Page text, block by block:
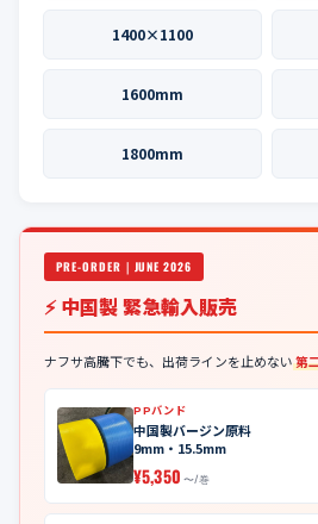
1400×1100
1600mm
1800mm
PRE-ORDER｜JUNE 2026
⚡ 中国製 緊急輸入販売
ナフサ高騰下でも、出荷ラインを止めない第
PPバンド
中国製バージン原料
9mm・15.5mm
¥5,350 〜/巻